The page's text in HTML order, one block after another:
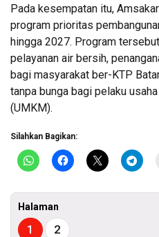
Pada kesempatan itu,
program prioritas
hingga 2027. Program
pelayanan air bersih,
bagi masyarakat ber-KTP
tanpa bunga bagi pelaku
(UMKM).
Silahkan Bagikan:
Halaman
1 2